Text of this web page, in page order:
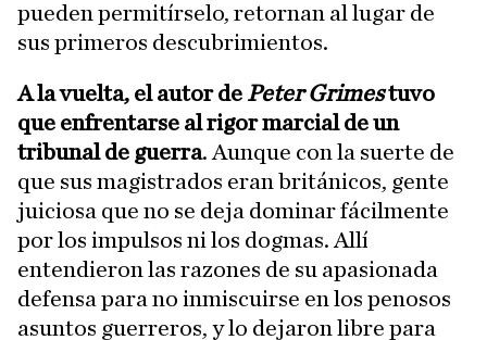
pueden permitírselo, retornan al lugar de
sus primeros descubrimientos.
A la vuelta, el autor de Peter Grimestuvo
que enfrentarse al rigor marcial de un
tribunal de guerra. Aunque con la suerte de
que sus magistrados eran británicos, gente
juiciosa que no se deja dominar fácilmente
por los impulsos ni los dogmas. Allí
entendieron las razones de su apasionada
defensa para no inmiscuirse en los penosos
asuntos guerreros, y lo dejaron libre para